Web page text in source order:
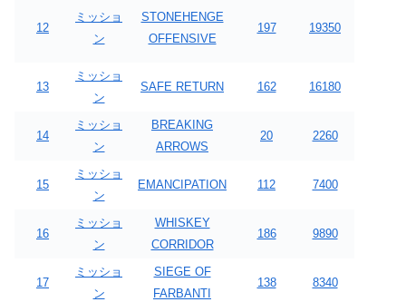
12
ミッショ
ン
STONEHENGE
OFFENSIVE
197 19350
13
ミッショ
ン
SAFE RETURN 162 16180
14
ミッショ
ン
BREAKING
ARROWS
20 2260
15
ミッショ
ン
EMANCIPATION 112 7400
16
ミッショ
ン
WHISKEY
CORRIDOR
186 9890
17
ミッショ
ン
SIEGE OF
FARBANTI
138 8340